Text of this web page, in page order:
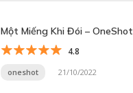
Một Miếng Khi Đói – OneShot
4.8
oneshot 21/10/2022